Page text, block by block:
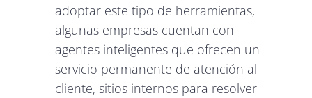
adoptar este tipo de herramientas,
algunas empresas cuentan con
agentes inteligentes que ofrecen un
servicio permanente de atención al
cliente, sitios internos para resolver